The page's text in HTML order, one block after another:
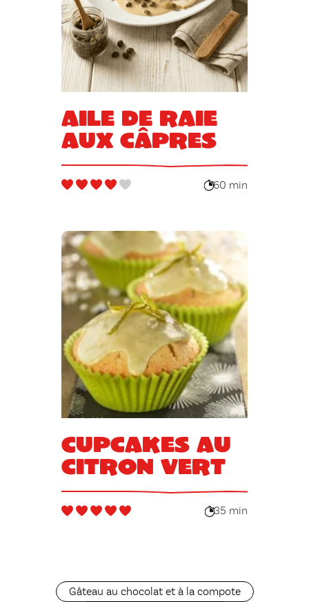
Aile de raie
aux câpres
60 min
Cupcakes au
citron vert
35 min
Gâteau au chocolat et à la compote